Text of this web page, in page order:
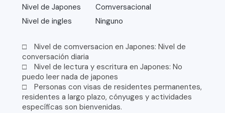
Nivel de Japones
Comversacional
Nivel de ingles
Ninguno
□ Nivel de comversacion en Japones: Nivel de
conversación diaria
□ Nivel de lectura y escritura en Japones: No
puedo leer nada de japones
□ Personas con visas de residentes permanentes,
residentes a largo plazo, cónyuges y actividades
específicas son bienvenidas.